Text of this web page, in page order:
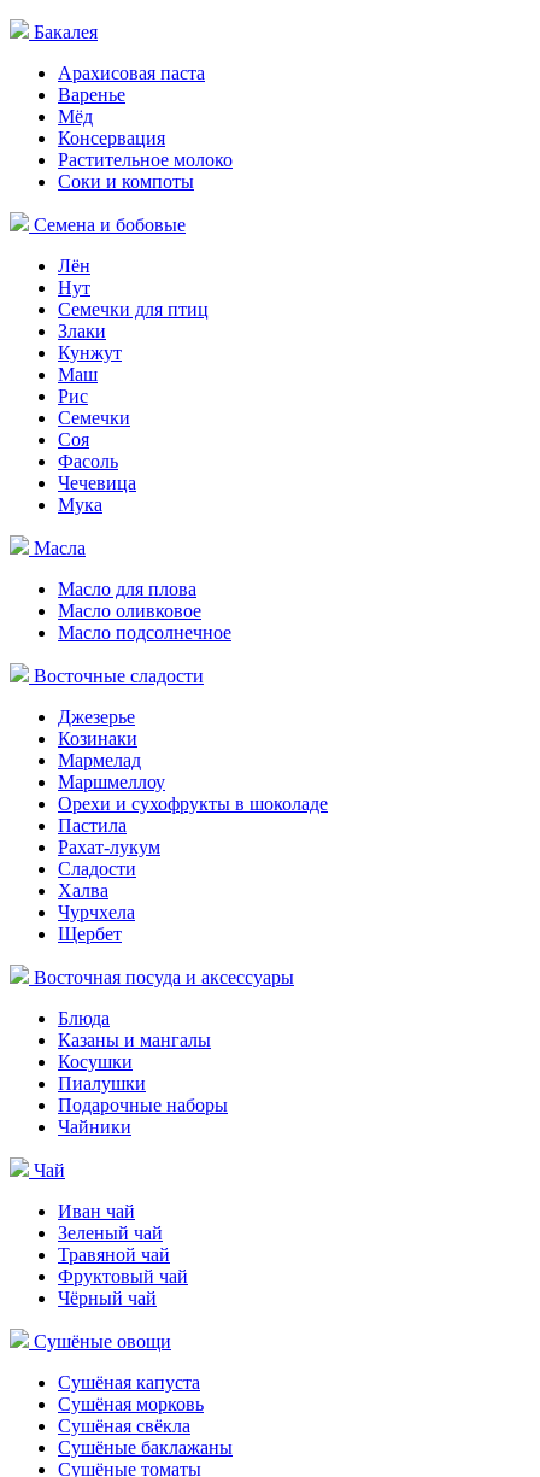
Бакалея
Арахисовая паста
Варенье
Мёд
Консервация
Растительное молоко
Соки и компоты
Семена и бобовые
Лён
Нут
Семечки для птиц
Злаки
Кунжут
Маш
Рис
Семечки
Соя
Фасоль
Чечевица
Мука
Масла
Масло для плова
Масло оливковое
Масло подсолнечное
Восточные сладости
Джезерье
Козинаки
Мармелад
Маршмеллоу
Орехи и сухофрукты в шоколаде
Пастила
Рахат-лукум
Сладости
Халва
Чурчхела
Щербет
Восточная посуда и аксессуары
Блюда
Казаны и мангалы
Косушки
Пиалушки
Подарочные наборы
Чайники
Чай
Иван чай
Зеленый чай
Травяной чай
Фруктовый чай
Чёрный чай
Сушёные овощи
Сушёная капуста
Сушёная морковь
Сушёная свёкла
Сушёные баклажаны
Сушёные томаты